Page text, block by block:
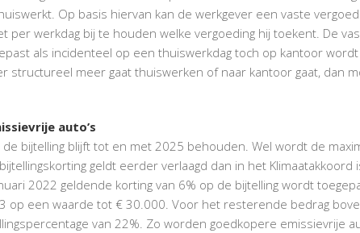
Op basis hiervan kan de werkgever een vaste
per werkdag bij te houden welke vergoeding hij toekent. De
als incidenteel op een thuiswerkdag toch op kantoor
structureel meer gaat thuiswerken of naar kantoor gaat, dan
auto’s
de bijtelling blijft tot en met 2025 behouden. Wel wordt de
geldt eerder verlaagd dan in het
2022 geldende korting van 6% op de bijtelling wordt
op een waarde tot € 30.000. Voor het resterende bedrag
van 22%. Zo worden goedkopere emissievrije